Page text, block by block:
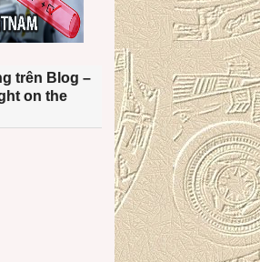
trên Blog –
on the